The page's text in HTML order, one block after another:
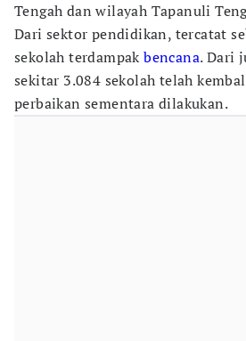
Tengah dan wilayah Tapanuli
Dari sektor pendidikan, tercatat
sekolah terdampakbencana. Dari
sekitar 3.084 sekolah telah
perbaikan sementara dilakukan.